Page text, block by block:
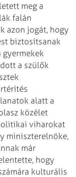
meg a
falán
azon jogát, hogy
biztosítsanak
gyermekek
a szülők
alatt a
közélet
viharokat
miniszterelnöke,
már
hogy
kulturális